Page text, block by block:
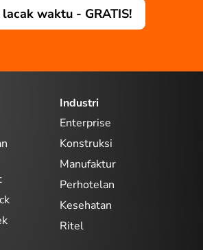
waktu - GRATIS!
Industri
Enterprise
Konstruksi
Manufaktur
Perhotelan
Kesehatan
Ritel